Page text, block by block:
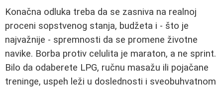
Konačna odluka treba da se zasniva na realnoj
proceni sopstvenog stanja, budžeta i - što je
najvažnije - spremnosti da se promene životne
navike. Borba protiv celulita je maraton, a ne sprint.
Bilo da odaberete LPG, ručnu masažu ili pojačane
treninge, uspeh leži u doslednosti i sveobuhvatnom